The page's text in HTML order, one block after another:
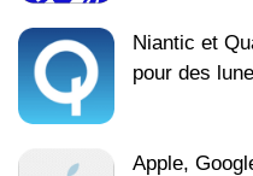
Niantic et
pour des
Apple,